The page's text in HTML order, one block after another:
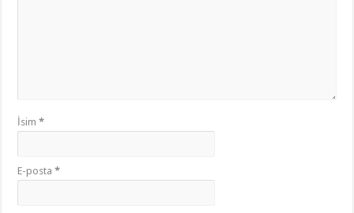
İsim*
E-posta*